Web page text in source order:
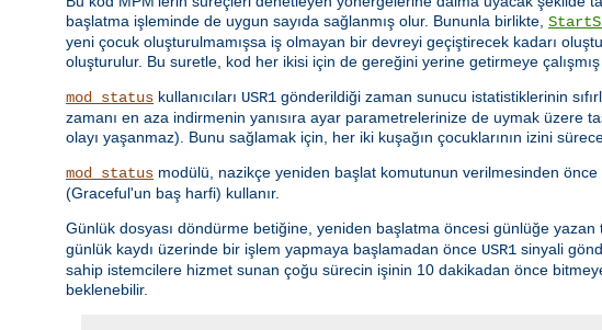
başlatma işleminde de uygun sayıda sağlanmış olur. Bununla birlikte,
yeni çocuk oluşturulmamışsa iş olmayan bir devreyi geçiştirecek kadarı
oluşturulur. Bu suretle, kod her ikisi için de gereğini yerine getirmeye çalışmış
mod_status kullanıcıları USR1 gönderildiği zaman sunucu istatistiklerinin
zamanı en aza indirmenin yanısıra ayar parametrelerinize de uymak üzere
olayı yaşanmaz). Bunu sağlamak için, her iki kuşağın çocuklarının izini
mod_status modülü, nazikçe yeniden başlat komutunun verilmesinden
(Graceful'un baş harfi) kullanır.
Günlük dosyası döndürme betiğine, yeniden başlatma öncesi günlüğe yazan
günlük kaydı üzerinde bir işlem yapmaya başlamadan önce USR1 sinyali
sahip istemcilere hizmet sunan çoğu sürecin işinin 10 dakikadan önce
beklenebilir.